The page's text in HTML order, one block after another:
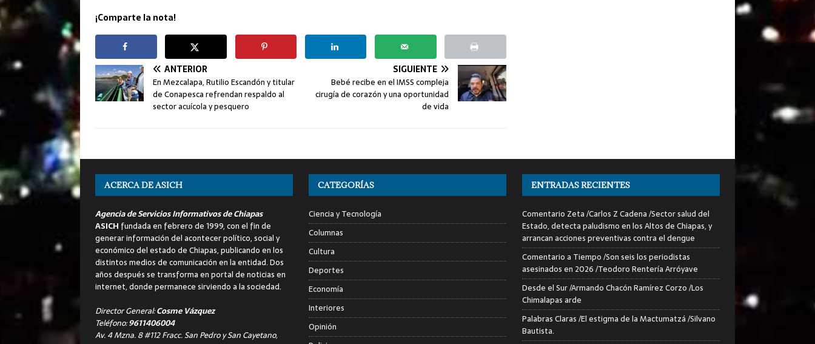
¡Comparte la nota!
ANTERIOR
En Mezcalapa, Rutilio Escandón y titular
de Conapesca refrendan respaldo al
sector acuícola y pesquero
SIGUIENTE
Bebé recibe en el IMSS compleja
cirugía de corazón y una oportunidad
de vida
ACERCA DE ASICH
Agencia de Servicios Informativos de Chiapas
ASICH fundada en febrero de 1999, con el fin de
generar información del acontecer político, social y
económico del estado de Chiapas, publicando en los
distintos medios de comunicación en la entidad. Dos
años después se transforma en portal de noticias en
internet, donde permanece sirviendo a la sociedad.
Director General:Cosme Vázquez
Teléfono:9611406004
Av. 4 Mzna. 8 #112 Fracc. San Pedro y San Cayetano,
CATEGORÍAS
Ciencia y Tecnología
Columnas
Cultura
Deportes
Economía
Interiores
Opinión
ENTRADAS RECIENTES
Comentario Zeta /Carlos Z Cadena /Sector salud del
Estado, detecta paludismo en los Altos de Chiapas, y
arrancan acciones preventivas contra el dengue
Comentario a Tiempo /Son seis los periodistas
asesinados en 2026 /Teodoro Rentería Arróyave
Desde el Sur /Armando Chacón Ramírez Corzo /Los
Chimalapas arde
Palabras Claras /El estigma de la Mactumatzá /Silvano
Bautista.